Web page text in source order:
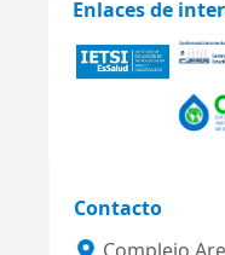
Enlaces de
Contacto